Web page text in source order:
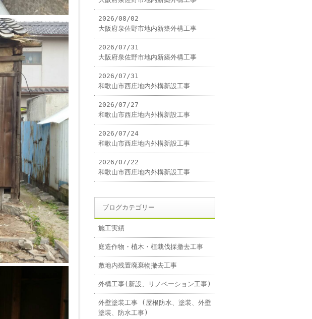
2026/08/02
大阪府泉佐野市地内新築外構工事
2026/07/31
大阪府泉佐野市地内新築外構工事
2026/07/31
和歌山市西庄地内外構新設工事
2026/07/27
和歌山市西庄地内外構新設工事
2026/07/24
和歌山市西庄地内外構新設工事
2026/07/22
和歌山市西庄地内外構新設工事
ブログカテゴリー
施工実績
庭造作物・植木・植栽伐採撤去工事
敷地内残置廃棄物撤去工事
外構工事(新設、リノベーション工事)
外壁塗装工事 (屋根防水、塗装、外壁
塗装、防水工事)